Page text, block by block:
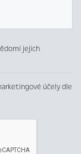
jejich
účely dle